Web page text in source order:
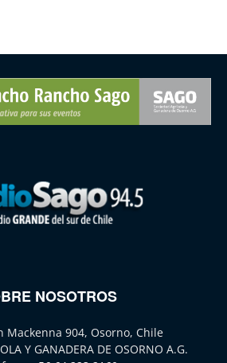
NOSOTROS
Mackenna 904, Osorno, Chile
Y GANADERA DE OSORNO A.G.